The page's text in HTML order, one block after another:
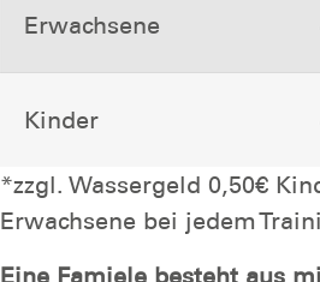
Erwachsene
Kinder
*zzgl. Wassergeld 0,50€
Erwachsene bei jedem
Eine Famiele besteht aus